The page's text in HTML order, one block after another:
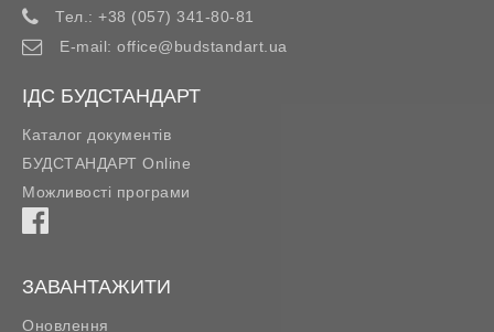
Тел.: +38 (057) 341-80-81
E-mail: office@budstandart.ua
ІДС БУДСТАНДАРТ
Каталог документів
БУДСТАНДАРТ Online
Можливості програми
ЗАВАНТАЖИТИ
Оновлення